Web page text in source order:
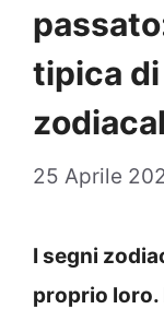
tipica
25 Aprile
I segni
proprio loro.